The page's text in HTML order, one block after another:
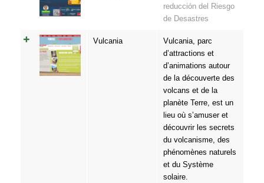
reducción del Riesgo
de Desastres
Vulcania
Vulcania, parc
d’attractions et
d’animations autour
de la découverte des
volcans et de la
planète Terre, est un
lieu où s’amuser et
découvrir les secrets
du volcanisme, des
phénomènes naturels
et du Système
solaire.